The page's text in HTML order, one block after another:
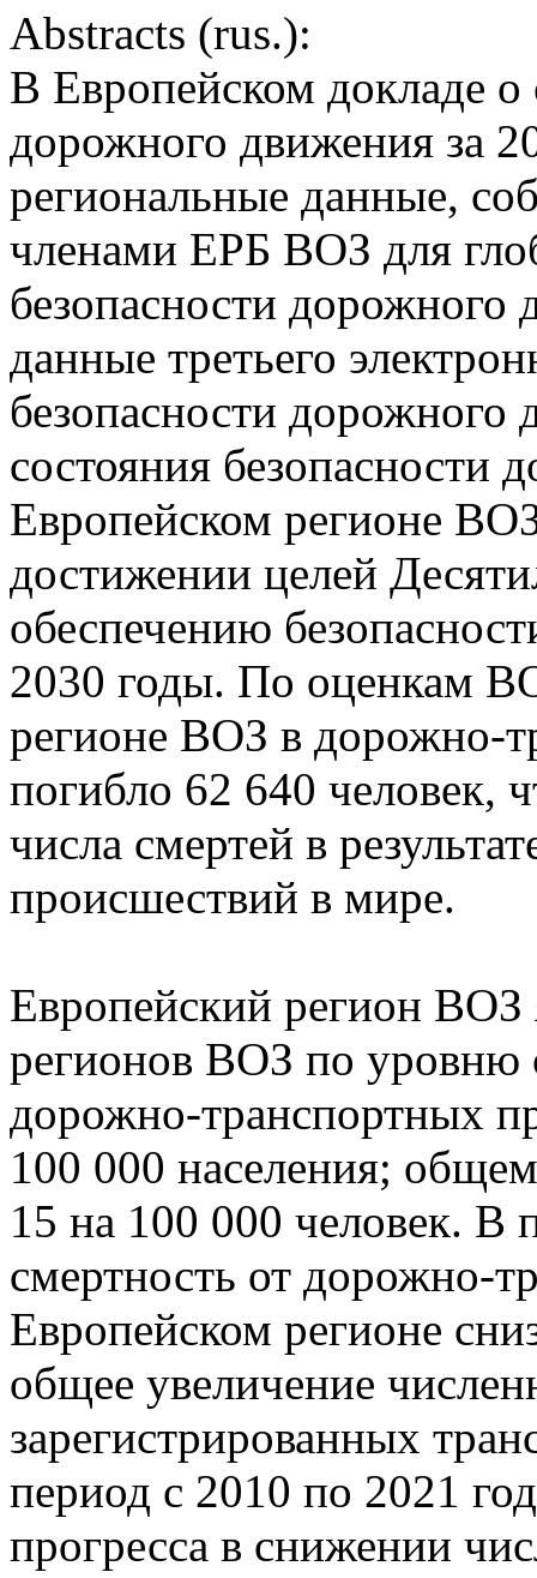
Abstracts (rus.):
В Европейском докладе о
дорожного движения за
региональные данные,
членами ЕРБ ВОЗ для
безопасности дорожного
данные третьего
безопасности
состояния безопасности
Европейском регионе
достижении целей
обеспечению
2030 годы. По оценкам
регионе ВОЗ в дорожно-
погибло 62 640 человек,
числа смертей в
происшествий в мире.
Европейский регион ВОЗ
регионов ВОЗ по уровню
дорожно-транспортных
100 000 населения;
15 на 100 000 человек. В
смертность от дорожно-
Европейском регионе
общее увеличение
зарегистрированных
период с 2010 по 2021
прогресса в снижении